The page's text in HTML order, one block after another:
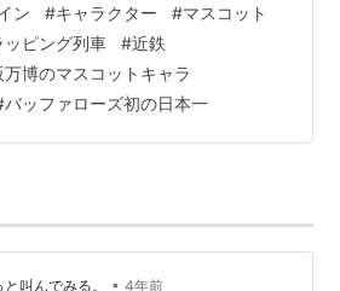
すが、マスコットそのものを全面
の曲線をうまくデザインしてイメ
ン #キャラクター #マスコット
ッピング列車 #近鉄
万博のマスコットキャラ
バッファローズ初の日本一
叫んでみる。 • 4年前